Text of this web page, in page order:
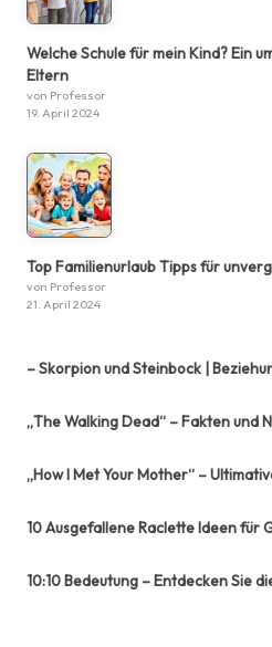
Welche Schule für mein Kind? Ein
Eltern
von Professor
19. April 2024
Top Familienurlaub Tipps für
von Professor
21. April 2024
– Skorpion und Steinbock |
„The Walking Dead“ – Fakten und
„How I Met Your Mother“ –
10 Ausgefallene Raclette Ideen für
10:10 Bedeutung – Entdecken Sie